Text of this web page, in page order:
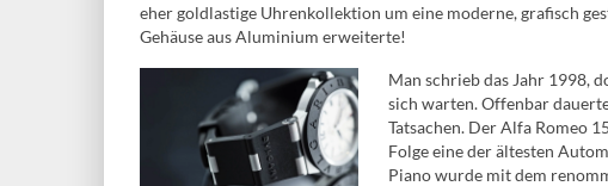
eher goldlastige Uhrenkollektion um eine moderne, grafisch
Gehäuse aus Aluminium erweiterte!
Man schrieb das Jahr 1998,
sich warten. Offenbar
Tatsachen. Der Alfa Romeo
Folge eine der ältesten
Piano wurde mit dem